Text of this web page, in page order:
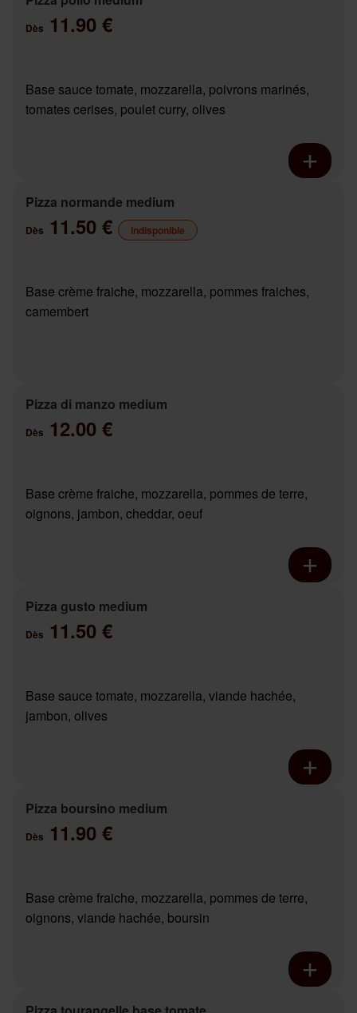
Dès 11.90 €
Base sauce tomate, mozzarella, poivrons marinés,
tomates cerises, poulet curry, olives
Pizza normande medium
Dès 11.50 € indisponible
Base crème fraiche, mozzarella, pommes fraiches,
camembert
Pizza di manzo medium
Dès 12.00 €
Base crème fraiche, mozzarella, pommes de terre,
oignons, jambon, cheddar, oeuf
Pizza gusto medium
Dès 11.50 €
Base sauce tomate, mozzarella, viande hachée,
jambon, olives
Pizza boursino medium
Dès 11.90 €
Base crème fraiche, mozzarella, pommes de terre,
oignons, viande hachée, boursin